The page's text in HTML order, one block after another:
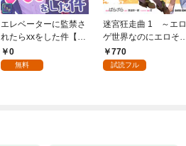
エレベーターに監禁さ
れたらxxをした件【全
年齢版】(1)
0
無料
迷宮狂走曲 1 ～エロ
ゲ世界なのにエロそっ
ちのけでひたすら最強
を目指すモブ転生者～
770
試読フル